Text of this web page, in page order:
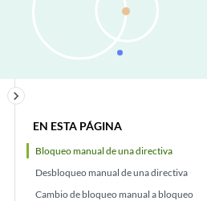
EN ESTA PÁGINA
Bloqueo manual de una directiva
Desbloqueo manual de una directiva
Cambio de bloqueo manual a bloqueo
keyboard_arrow_right